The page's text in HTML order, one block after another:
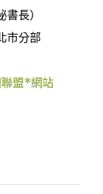
長）
市分部
盟*網站